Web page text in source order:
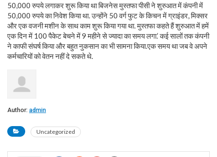
50,000 रुपये लगाकर शुरू किया था बिजनेस मुस्तफा पीसी ने शुरुआत में कंपनी में
50,000 रुपये का निवेश किया था. उन्होंने 50 वर्ग फुट के किचन में ग्राइंडर, मिक्सर
और एक वजनी मशीन के साथ काम शुरू किया गया था. मुस्तफा कहते हैं शुरुआत में हमें
एक दिन में 100 पैकेट बेचने में 9 महीने से ज्यादा का समय लगा.’ कई सालों तक कंपनी
ने काफी संघर्ष किया और बहुत नुकसान का भी सामना किया.एक समय था जब वे अपने
कर्मचारियों को वेतन नहीं दे सकते थे.
Author: admin
Uncategorized